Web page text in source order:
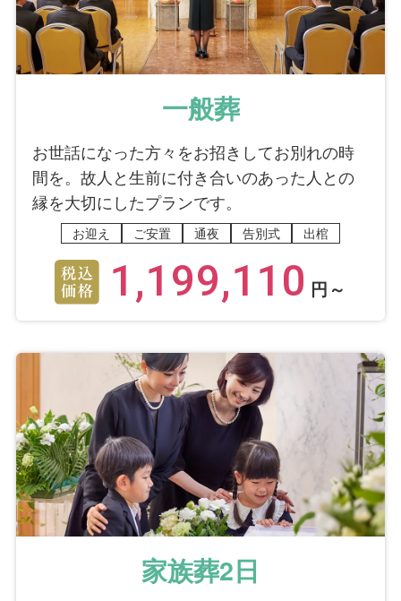
一般葬
お世話になった方々をお招きしてお別れの時
間を。故人と生前に付き合いのあった人との
縁を大切にしたプランです。
お迎え ご安置 通夜 告別式 出棺
1,199,110 円～
家族葬2日